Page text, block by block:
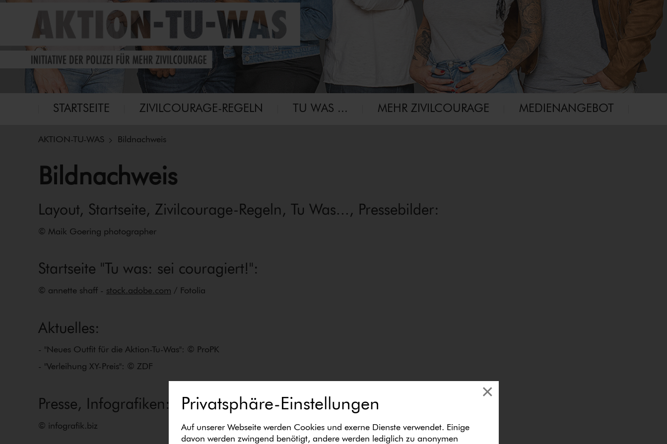
Privatsphäre-Einstellungen
Auf unserer Webseite werden Cookies und exerne Dienste verwendet. Einige
davon werden zwingend benötigt, andere werden lediglich zu anonymen
×
Aktion-tu-was
Eine Initiative für mehr Zivilcourage
Hauptmenü
STARTSEITE ZI­VIL­COU­RA­GE-RE­GELN TU WAS ... MEHR ZIVILCOURAGE MEDIENANGEBOT
AKTION-TU-WAS Bildnachweis
Bildnachweis
Layout, Startseite, Zi­vil­cou­ra­ge-Re­geln, Tu Was..., Pressebilder:
© Maik Goering photographer
Startseite "Tu was: sei couragiert!":
© annette shaff - stock.​adobe.​com / Fotolia
Aktuelles:
- "Neues Outfit für die Aktion-Tu-Was": © ProPK
- "Verleihung XY-Preis": © ZDF
Presse, Infografiken:
© infografik.​biz